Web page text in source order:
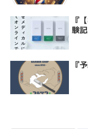
『
験記
『